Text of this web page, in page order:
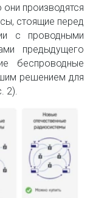
производятся
стоящие перед
с проводными
предыдущего
беспроводные
решением для
2).